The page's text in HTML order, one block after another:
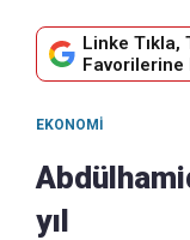
Linke Tıkla,
Favorilerine
EKONOMI
yıl